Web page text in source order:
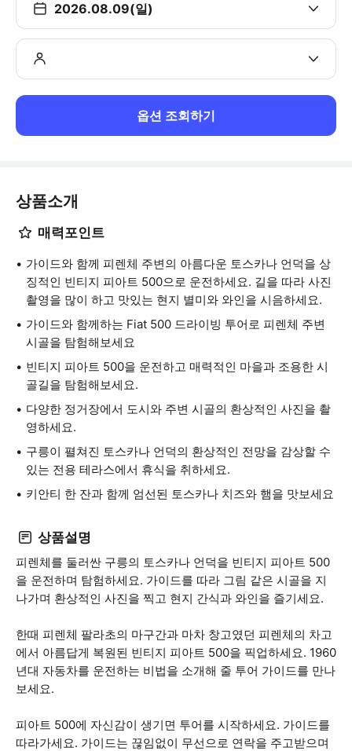
2026.08.09(일)
옵션 조회하기
상품소개
매력포인트
가이드와 함께 피렌체 주변의 아름다운 토스카나 언덕을 상
징적인 빈티지 피아트 500으로 운전하세요. 길을 따라 사진
촬영을 많이 하고 맛있는 현지 별미와 와인을 시음하세요.
가이드와 함께하는 Fiat 500 드라이빙 투어로 피렌체 주변
시골을 탐험해보세요
빈티지 피아트 500을 운전하고 매력적인 마을과 조용한 시
골길을 탐험해보세요.
다양한 정거장에서 도시와 주변 시골의 환상적인 사진을 촬
영하세요.
구릉이 펼쳐진 토스카나 언덕의 환상적인 전망을 감상할 수
있는 전용 테라스에서 휴식을 취하세요.
키안티 한 잔과 함께 엄선된 토스카나 치즈와 햄을 맛보세요
상품설명
피렌체를 둘러싼 구릉의 토스카나 언덕을 빈티지 피아트 500
을 운전하며 탐험하세요. 가이드를 따라 그림 같은 시골을 지
나가며 환상적인 사진을 찍고 현지 간식과 와인을 즐기세요.
한때 피렌체 팔라초의 마구간과 마차 창고였던 피렌체의 차고
에서 아름답게 복원된 빈티지 피아트 500을 픽업하세요. 1960
년대 자동차를 운전하는 비법을 소개해 줄 투어 가이드를 만나
보세요.
피아트 500에 자신감이 생기면 투어를 시작하세요. 가이드를
따라가세요. 가이드는 끊임없이 무선으로 연락을 주고받으며